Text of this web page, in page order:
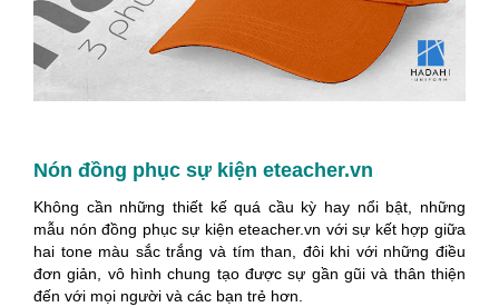
Nón đồng phục sự kiện eteacher.vn
Không cần những thiết kế quá cầu kỳ hay nổi bật, những
mẫu nón đồng phục sự kiện eteacher.vn với sự kết hợp giữa
hai tone màu sắc trắng và tím than, đôi khi với những điều
đơn giản, vô hình chung tạo được sự gần gũi và thân thiện
đến với mọi người và các bạn trẻ hơn.